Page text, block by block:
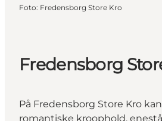
Foto: Fredensborg Store Kro
Fredensborg
På Fredensborg Store Kro
romantiske kroophold,